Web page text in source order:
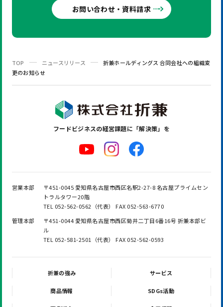
お問い合わせ・資料請求
TOP ニュースリリース
折兼ホールディングス 合同会社への組織変
更のお知らせ
フードビジネスの経営課題に「解決策」を
営業本部
〒451-0045 愛知県名古屋市西区名駅2-27-8 名古屋プライムセン
トラルタワー20階
TEL 052-562-0562（代表） FAX 052-563-6770
管理本部
〒451-0044 愛知県名古屋市西区菊井二丁目6番16号 折兼本部ビ
ル
TEL 052-581-2501（代表） FAX 052-562-0593
折兼の強み サービス
商品情報 SDGs活動